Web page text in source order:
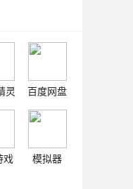
灵 百度网盘
戏 模拟器